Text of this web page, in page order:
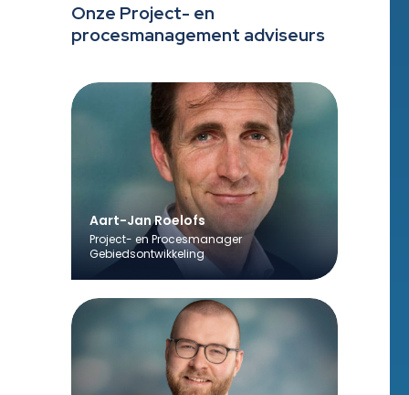
Onze Project- en
procesmanagement adviseurs
Aart-Jan Roelofs
Project- en Procesmanager
Gebiedsontwikkeling